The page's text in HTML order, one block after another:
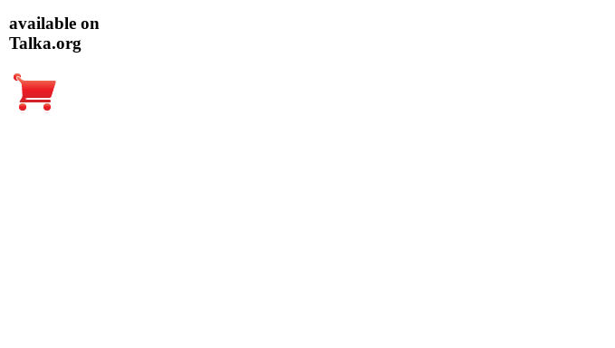
available on
Talka.org